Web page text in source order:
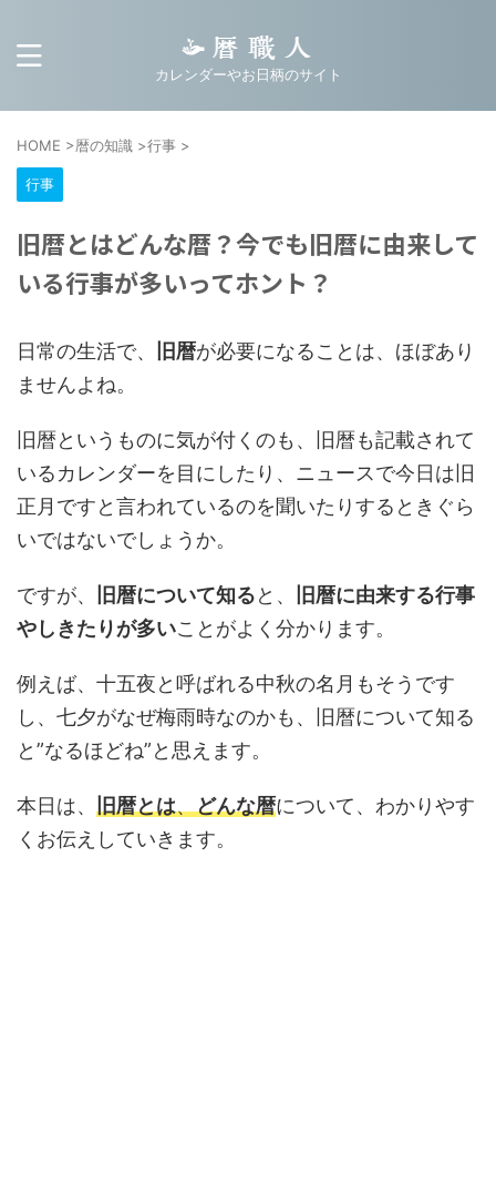
カレンダーやお日柄のサイト
HOME >暦の知識 >行事 >
行事
旧暦とはどんな暦？今でも旧暦に由来して
いる行事が多いってホント？
日常の生活で、 旧暦が必要になることは、ほぼあり
ませんよね。
旧暦というものに気が付くのも、旧暦も記載されて
いるカレンダーを目にしたり、ニュースで今日は旧
正月ですと言われているのを聞いたりするときぐら
いではないでしょうか。
ですが、 旧暦について知ると、
旧暦に由来する行事
やしきたりが多いことがよく分かります。
例えば、十五夜と呼ばれる中秋の名月もそうです
し、七夕がなぜ梅雨時なのかも、旧暦について知る
と”なるほどね”と思えます。
本日は、 旧暦とは、 どんな暦について、わかりやす
くお伝えしていきます。